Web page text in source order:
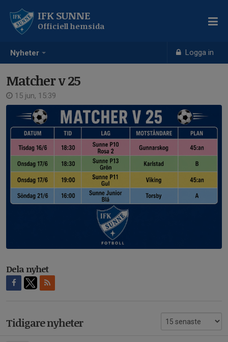
Nyheter Logga in
IFK SUNNE
Officiell hemsida
Matcher v 25
15 jun, 15:39
Dela nyhet
Tidigare nyheter